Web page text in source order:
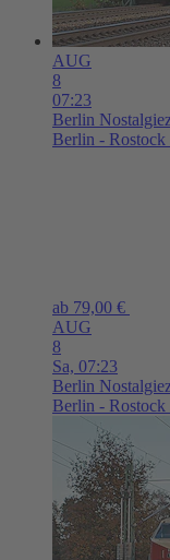
AUG
8
07:23
Berlin
Berlin - Rostock
ab 79,00 €
AUG
8
Sa, 07:23
Berlin
Berlin - Rostock